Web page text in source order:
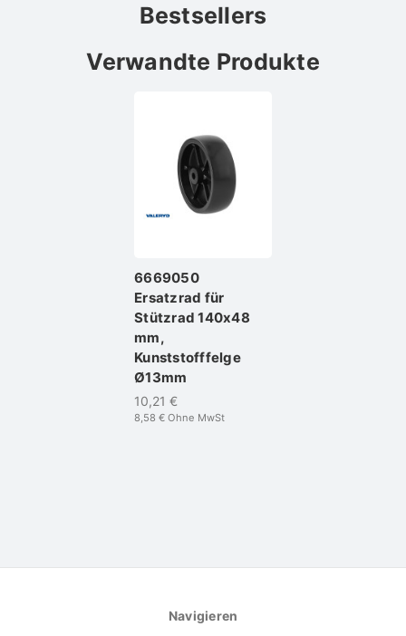
Bestsellers
Verwandte Produkte
6669050
Ersatzrad für
Stützrad 140x48
mm,
Kunststofffelge
Ø13mm
10,21 €
8,58 € Ohne MwSt
Navigieren